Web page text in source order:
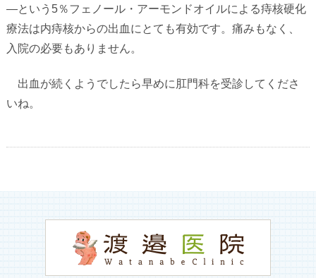
―という 5％フェノール・アーモンドオイルによる痔核硬化
療法は内痔核からの出血にとても有効です。痛みもなく、
入院の必要もありません。
出血が続くようでしたら早めに肛門科を受診してくださ
いね。